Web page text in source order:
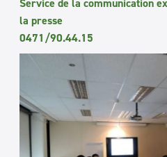
la presse
0471/90.44.15